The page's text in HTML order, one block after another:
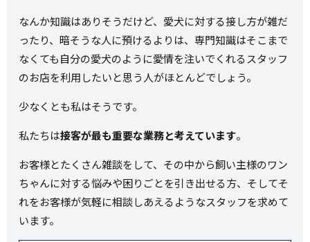
なんか知識はありそうだけど、愛犬に対する接し方が雑だ
ったり、暗そうな人に預けるよりは、専門知識はそこまで
なくても自分の愛犬のように愛情を注いでくれるスタッフ
のお店を利用したいと思う人がほとんどでしょう。
少なくとも私はそうです。
私たちは接客が最も重要な業務と考えています。
お客様とたくさん雑談をして、その中から飼い主様のワン
ちゃんに対する悩みや困りごとを引き出せる方、そしてそ
れをお客様が気軽に相談しあえるようなスタッフを求めて
います。